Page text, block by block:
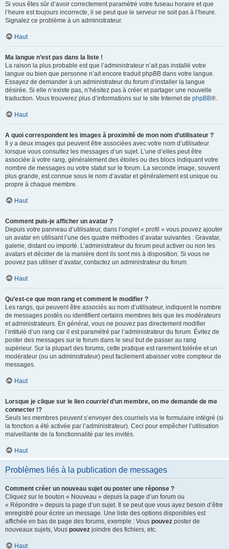
Si vous êtes sûr d’avoir correctement paramétré votre fuseau horaire et que
l’heure est toujours incorrecte, il se peut que le serveur ne soit pas à l’heure.
Signalez ce problème à un administrateur.
Haut
Ma langue n’est pas dans la liste !
La raison la plus probable est que l’administrateur n’ait pas installé votre
langue ou bien que personne n’ait encore traduit phpBB dans votre langue.
Essayez de demander à un administrateur du forum d’installer la langue
désirée. Si elle n’existe pas, n’hésitez pas à créer et partager une nouvelle
traduction. Vous trouverez plus d’informations sur le site Internet de phpBB®.
Haut
A quoi correspondent les images à proximité de mon nom d’utilisateur ?
Il y a deux images qui peuvent être associées avec votre nom d’utilisateur
lorsque vous consultez les messages d’un sujet. L’une d’elles peut être
associée à votre rang, généralement des étoiles ou des blocs indiquant votre
nombre de messages ou votre statut sur le forum. La seconde image, souvent
plus grande, est connue sous le nom d’avatar et généralement est unique ou
propre à chaque membre.
Haut
Comment puis-je afficher un avatar ?
Depuis votre panneau d’utilisateur, dans l’onglet « profil » vous pouvez ajouter
un avatar en utilisant l’une des quatre méthodes d’avatar suivantes : Gravatar,
galerie, distant ou importé. L’administrateur du forum peut activer ou non les
avatars et décider de la manière dont ils sont mis à disposition. Si vous ne
pouvez pas utiliser d’avatar, contactez un administrateur du forum.
Haut
Qu’est-ce que mon rang et comment le modifier ?
Les rangs, qui peuvent être associés au nom d’utilisateur, indiquent le nombre
de messages postés ou identifient certains membres tels que les modérateurs
et administrateurs. En général, vous ne pouvez pas directement modifier
l’intitulé d’un rang car il est paramétré par l’administrateur du forum. Évitez de
poster des messages sur le forum dans le seul but de passer au rang
supérieur. Sur la plupart des forums, cette pratique est rarement tolérée et un
modérateur (ou un administrateur) peut facilement abaisser votre compteur de
messages.
Haut
Lorsque je clique sur le lien courrield’un membre, on me demande de me
connecter !?
Seuls les membres peuvent s’envoyer des courriels via le formulaire intégré (si
la fonction a été activée par l’administrateur). Ceci pour empêcher l’utilisation
malveillante de la fonctionnalité par les invités.
Haut
Problèmes liés à la publication de messages
Comment créer un nouveau sujet ou poster une réponse ?
Cliquez sur le bouton « Nouveau » depuis la page d’un forum ou
« Répondre » depuis la page d’un sujet. Il se peut que vous ayez besoin d’être
enregistré pour écrire un message. Une liste des options disponibles est
affichée en bas de page des forums, exemple : Vous pouvez poster de
nouveaux sujets, Vous pouvez joindre des fichiers, etc.
Haut